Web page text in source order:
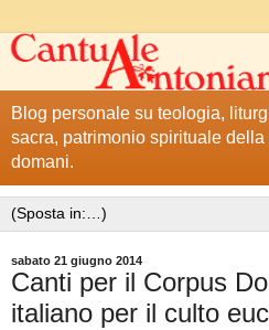
Blog personale su teologia,
sacra, patrimonio spirituale
domani.
sabato 21 giugno 2014
Canti per il Corpus
italiano per il culto